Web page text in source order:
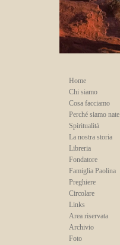
Home
Chi siamo
Cosa facciamo
Perché siamo nate
Spiritualità
La nostra storia
Libreria
Fondatore
Famiglia Paolina
Preghiere
Circolare
Links
Area riservata
Archivio
Foto